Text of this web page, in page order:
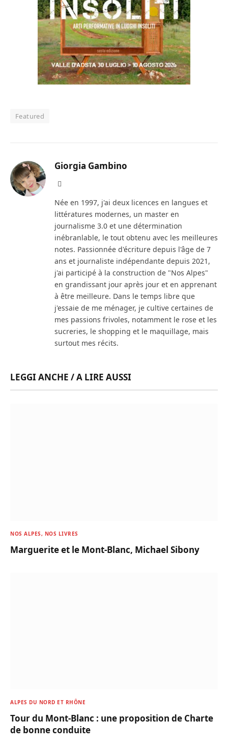
Featured
Giorgia Gambino
Née en 1997, j'ai deux licences en langues et
littératures modernes, un master en
journalisme 3.0 et une détermination
inébranlable, le tout obtenu avec les meilleures
notes. Passionnée d'écriture depuis l'âge de 7
ans et journaliste indépendante depuis 2021,
j'ai participé à la construction de "Nos Alpes"
en grandissant jour après jour et en apprenant
à être meilleure. Dans le temps libre que
j'essaie de me ménager, je cultive certaines de
mes passions frivoles, notamment le rose et les
sucreries, le shopping et le maquillage, mais
surtout mes récits.
LEGGI ANCHE / A LIRE AUSSI
NOS ALPES, NOS LIVRES
Marguerite et le Mont-Blanc, Michael Sibony
ALPES DU NORD ET RHÔNE
Tour du Mont-Blanc : une proposition de Charte
de bonne conduite